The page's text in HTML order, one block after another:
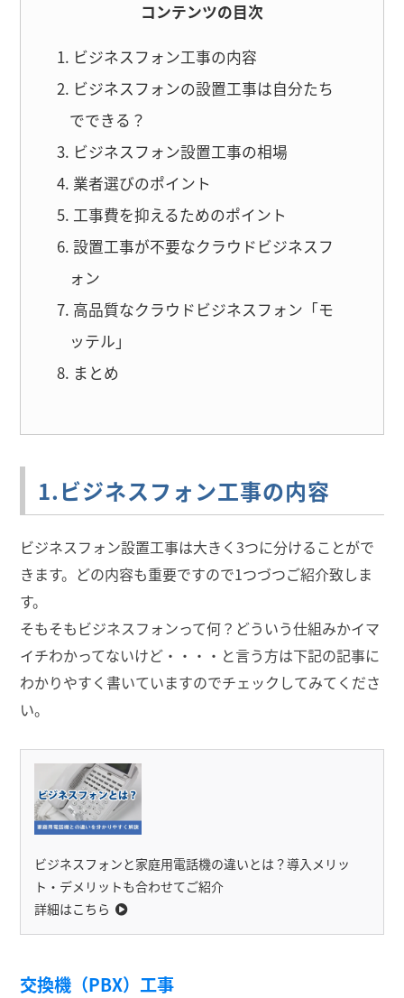
コンテンツの目次
ビジネスフォン工事の内容
ビジネスフォンの設置工事は自分たち
でできる？
ビジネスフォン設置工事の相場
業者選びのポイント
工事費を抑えるためのポイント
設置工事が不要なクラウドビジネスフ
ォン
高品質なクラウドビジネスフォン「モ
ッテル」
まとめ
1.ビジネスフォン工事の内容
ビジネスフォン設置工事は大きく3つに分けることがで
きます。どの内容も重要ですので1つづつご紹介致しま
す。
そもそもビジネスフォンって何？どういう仕組みかイマ
イチわかってないけど・・・・と言う方は下記の記事に
わかりやすく書いていますのでチェックしてみてくださ
い。
ビジネスフォンと家庭用電話機の違いとは？導入メリッ
ト・デメリットも合わせてご紹介
詳細はこちら
交換機（PBX）工事